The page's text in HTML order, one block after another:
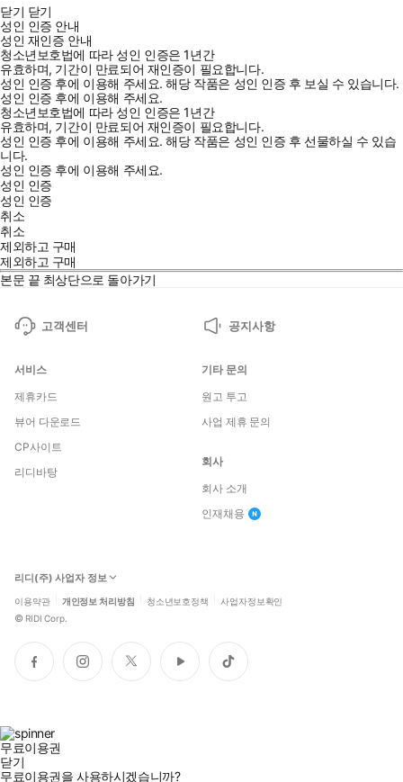
닫기 닫기
성인 인증 안내
성인 재인증 안내
청소년보호법에 따라 성인 인증은 1년간
유효하며, 기간이 만료되어 재인증이 필요합니다.
성인 인증 후에 이용해 주세요.해당 작품은 성인 인증 후 보실 수 있습니다.
성인 인증 후에 이용해 주세요.
청소년보호법에 따라 성인 인증은 1년간
유효하며, 기간이 만료되어 재인증이 필요합니다.
성인 인증 후에 이용해 주세요.해당 작품은 성인 인증 후 선물하실 수 있습
니다.
성인 인증 후에 이용해 주세요.
성인 인증
성인 인증
취소
취소
제외하고 구매
제외하고 구매
본문 끝 최상단으로 돌아가기
고객센터 공지사항
서비스
제휴카드
뷰어 다운로드
CP사이트
리디바탕
기타 문의
원고 투고
사업 제휴 문의
회사
회사 소개
인재채용
리디(주) 사업자 정보
이용약관 개인정보 처리방침 청소년보호정책 사업자정보확인
© RIDI Corp.
페
이
인
스
트
위
유
튜
틱
톡
무료이용권
닫기
무료이용권을 사용하시겠습니까?